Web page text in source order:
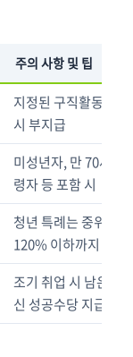
주의 사항 및 팁
지정된 구직활동 2회
시 부지급
미성년자, 만 70세 이
령자 등 포함 시
청년 특례는 중위소득
120% 이하까지 인정
조기 취업 시 남은 수
신 성공수당 지급